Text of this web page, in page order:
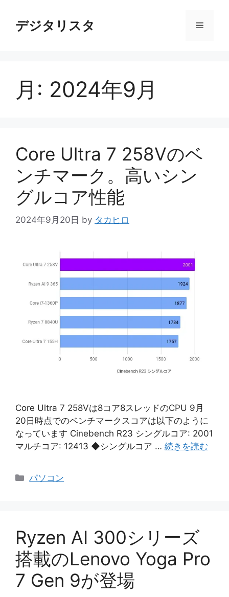
デジタリスタ メ
月: 2024年9月
Core Ultra 7 258Vのベ
ンチマーク。高いシン
グルコア性能
2024年9月20日 by タカヒロ
Core Ultra 7 258Vは8コア8スレッドのCPU 9月
20日時点でのベンチマークスコアは以下のように
なっています Cinebench R23 シングルコア: 2001
マルチコア: 12413 ◆シングルコア … 続きを読む
カ
パソコン
Ryzen AI 300シリーズ
搭載のLenovo Yoga Pro
7 Gen 9が登場